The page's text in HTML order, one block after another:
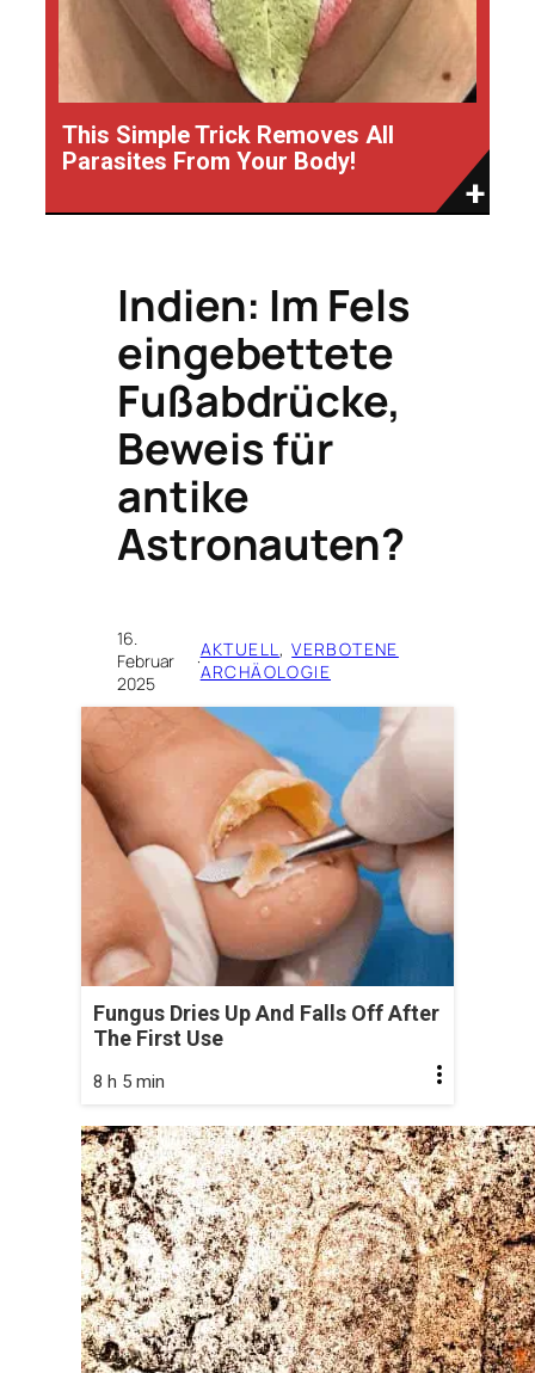
This Simple Trick Removes All
Parasites From Your Body!
Indien: Im Fels
eingebettete
Fußabdrücke,
Beweis für
antike
Astronauten?
16.
Februar
2025
·AKTUELL, VERBOTENE
ARCHÄOLOGIE
Fungus Dries Up And Falls Off After
The First Use
8 h 5 min